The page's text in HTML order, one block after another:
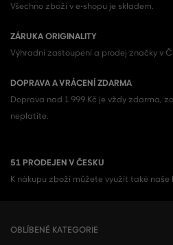
Všechno zboží v e-shopu je skladem.
ZÁRUKA ORIGINALITY
Výhradní zastoupení a prodej značky v
DOPRAVA A VRÁCENÍ ZDARMA
Doprava nad 1 999 Kč je vždy zdarma,
neplatíte.
51 PRODEJEN V ČESKU
K nákupu zboží můžete využít také naše
OBLÍBENÉ KATEGORIE